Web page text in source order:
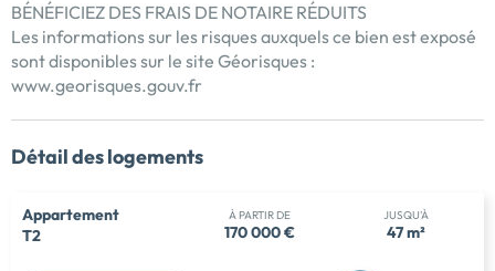
BÉNÉFICIEZ DES FRAIS DE NOTAIRE RÉDUITS
Les informations sur les risques auxquels ce bien est exposé
sont disponibles sur le site Géorisques :
www.georisques.gouv.fr
Détail des logements
Appartement
T2
À PARTIR DE
170 000 €
JUSQU'À
47 m²